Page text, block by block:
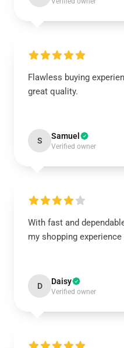
Flawless buying
great quality.
S Samuel
Verified owner
With fast and
my shopping
D Daisy
Verified owner